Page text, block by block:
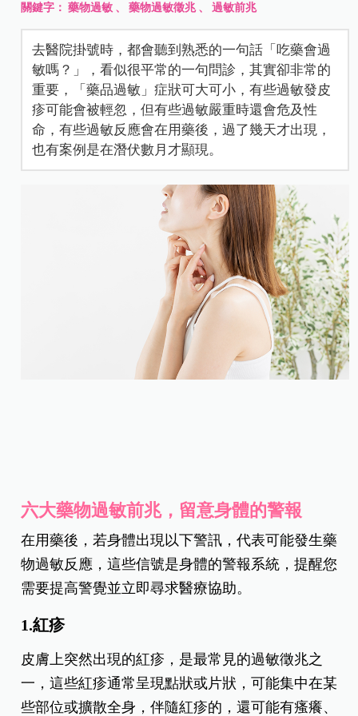
關鍵字：藥物過敏 、藥物過敏徵兆、過敏前兆
去醫院掛號時，都會聽到熟悉的一句話「吃藥會過
敏嗎？」，看似很平常的一句問診，其實卻非常的
重要，「藥品過敏」症狀可大可小，有些過敏發皮
疹可能會被輕忽，但有些過敏嚴重時還會危及性
命，有些過敏反應會在用藥後，過了幾天才出現，
也有案例是在潛伏數月才顯現。
六大藥物過敏前兆，留意身體的警報
在用藥後，若身體出現以下警訊，代表可能發生藥
物過敏反應，這些信號是身體的警報系統，提醒您
需要提高警覺並立即尋求醫療協助。
1.紅疹
皮膚上突然出現的紅疹，是最常見的過敏徵兆之
一，這些紅疹通常呈現點狀或片狀，可能集中在某
些部位或擴散全身，伴隨紅疹的，還可能有瘙癢、